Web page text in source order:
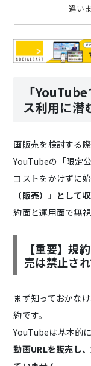
違い
「
ス利用に潜
画販売を検討する
YouTubeの「限定
コストをかけずに
（販売）」として
約面と運用面で無
【重要】規
売は禁止さ
まず知っておかな
約です。
YouTubeは基本的
動画URLを販売し